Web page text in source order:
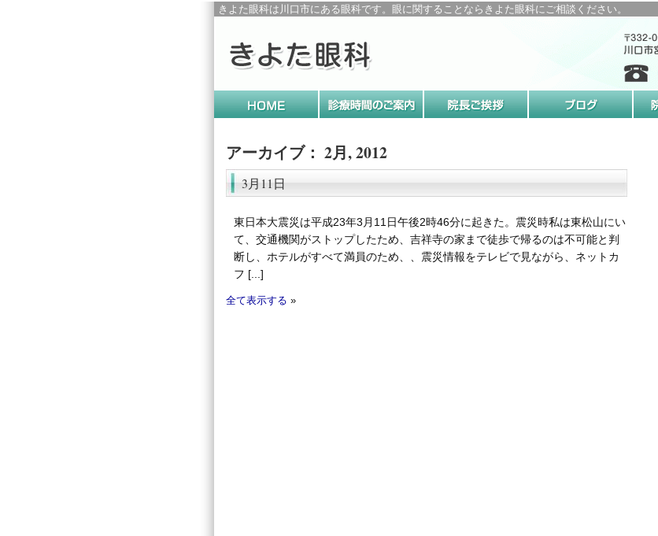
きよた眼科は川口市にある眼科です。眼に関することならきよた眼科にご相談ください。
アーカイブ： 2月, 2012
3月11日
東日本大震災は平成23年3月11日午後2時46分に起きた。震災時私は東松山にい
て、交通機関がストップしたため、吉祥寺の家まで徒歩で帰るのは不可能と判
断し、ホテルがすべて満員のため、、震災情報をテレビで見ながら、ネットカ
フ [...]
全て表示する »